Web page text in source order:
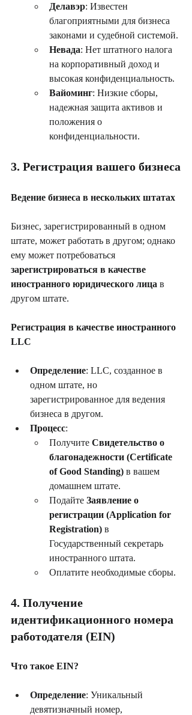
Делавэр: Известен
благоприятными для бизнеса
законами и судебной системой.
Невада: Нет штатного налога
на корпоративный доход и
высокая конфиденциальность.
Вайоминг: Низкие сборы,
надежная защита активов и
положения о
конфиденциальности.
3. Регистрация вашего бизнеса
Ведение бизнеса в нескольких штатах
Бизнес, зарегистрированный в одном
штате, может работать в другом; однако
ему может потребоваться
зарегистрироваться в качестве
иностранного юридического лица в
другом штате.
Регистрация в качестве иностранного
LLC
Определение: LLC, созданное в
одном штате, но
зарегистрированное для ведения
бизнеса в другом.
Процесс:
Получите Свидетельство о
благонадежности (Certificate
of Good Standing) в вашем
домашнем штате.
Подайте Заявление о
регистрации (Application for
Registration) в
Государственный секретарь
иностранного штата.
Оплатите необходимые сборы.
4. Получение
идентификационного номера
работодателя (EIN)
Что такое EIN?
Определение: Уникальный
девятизначный номер,